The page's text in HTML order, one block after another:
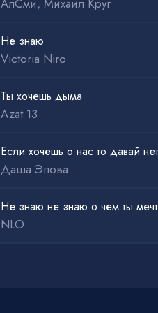
Не знаю
Victoria Niro
Ты хочешь дыма
Azat 13
Если хочешь о нас то давай
Даша Эпова
Не знаю не знаю о чем ты
NLO